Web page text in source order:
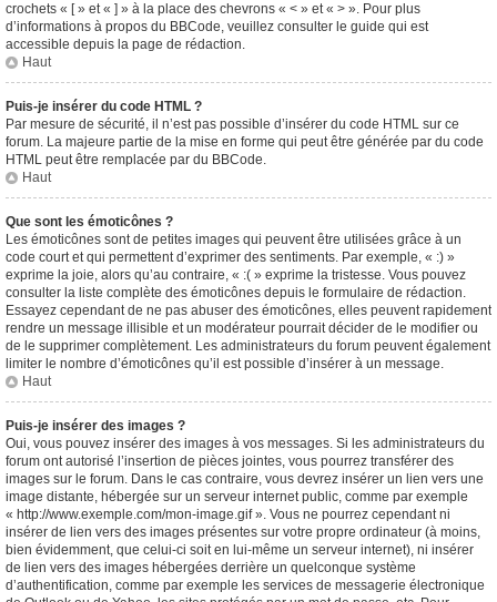
crochets « [ » et « ] » à la place des chevrons « < » et « > ». Pour plus
d’informations à propos du BBCode, veuillez consulter le guide qui est
accessible depuis la page de rédaction.
Haut
Puis-je insérer du code HTML ?
Par mesure de sécurité, il n’est pas possible d’insérer du code HTML sur ce
forum. La majeure partie de la mise en forme qui peut être générée par du code
HTML peut être remplacée par du BBCode.
Haut
Que sont les émoticônes ?
Les émoticônes sont de petites images qui peuvent être utilisées grâce à un
code court et qui permettent d’exprimer des sentiments. Par exemple, « :) »
exprime la joie, alors qu’au contraire, « :( » exprime la tristesse. Vous pouvez
consulter la liste complète des émoticônes depuis le formulaire de rédaction.
Essayez cependant de ne pas abuser des émoticônes, elles peuvent rapidement
rendre un message illisible et un modérateur pourrait décider de le modifier ou
de le supprimer complètement. Les administrateurs du forum peuvent également
limiter le nombre d’émoticônes qu’il est possible d’insérer à un message.
Haut
Puis-je insérer des images ?
Oui, vous pouvez insérer des images à vos messages. Si les administrateurs du
forum ont autorisé l’insertion de pièces jointes, vous pourrez transférer des
images sur le forum. Dans le cas contraire, vous devrez insérer un lien vers une
image distante, hébergée sur un serveur internet public, comme par exemple
« http://www.exemple.com/mon-image.gif ». Vous ne pourrez cependant ni
insérer de lien vers des images présentes sur votre propre ordinateur (à moins,
bien évidemment, que celui-ci soit en lui-même un serveur internet), ni insérer
de lien vers des images hébergées derrière un quelconque système
d’authentification, comme par exemple les services de messagerie électronique